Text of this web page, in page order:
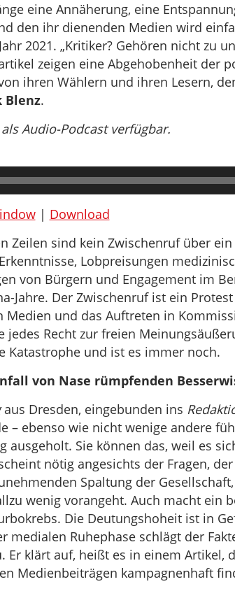
eine Annäherung, eine
den ihr dienenden Medien wird
2021. „Kritiker? Gehören nicht zu
zeigen eine Abgehobenheit der
ihren Wählern und ihren Lesern,
Blenz.
Audio-Podcast verfügbar.
| Download
Zeilen sind kein Zwischenruf über ein
Lobpreisungen
von Bürgern und Engagement im
Jahre. Der Zwischenruf ist ein
Medien und das Auftreten in
jedes Recht zur freien
Katastrophe und ist es immer noch.
von Nase rümpfenden
aus Dresden, eingebunden ins
– ebenso wie nicht wenige andere
ausgeholt. Sie können das, weil es
nötig angesichts der Fragen,
Spaltung der
wenig vorangeht. Auch macht ein
Die Deutungshoheit ist in
medialen Ruhephase schlägt der
Er klärt auf, heißt es in einem Artikel,
Medienbeiträgen kampagnenhaft